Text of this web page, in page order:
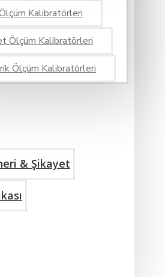
Kalibratörleri
Ölçüm Kalibratörleri
Ölçüm Kalibratörleri
& Şikayet